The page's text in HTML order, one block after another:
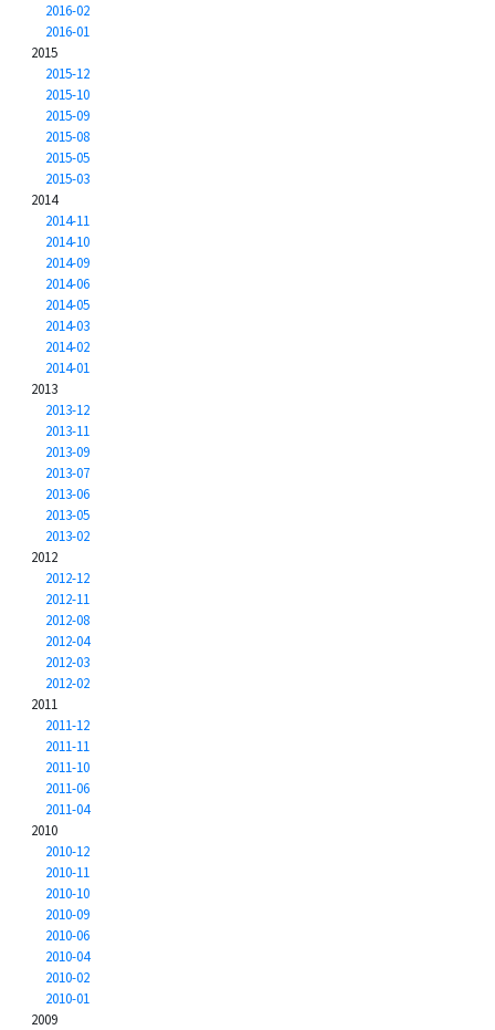
2016-02
2016-01
2015
2015-12
2015-10
2015-09
2015-08
2015-05
2015-03
2014
2014-11
2014-10
2014-09
2014-06
2014-05
2014-03
2014-02
2014-01
2013
2013-12
2013-11
2013-09
2013-07
2013-06
2013-05
2013-02
2012
2012-12
2012-11
2012-08
2012-04
2012-03
2012-02
2011
2011-12
2011-11
2011-10
2011-06
2011-04
2010
2010-12
2010-11
2010-10
2010-09
2010-06
2010-04
2010-02
2010-01
2009